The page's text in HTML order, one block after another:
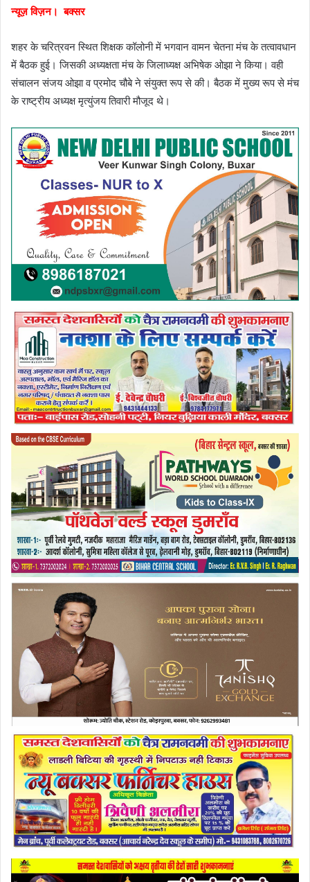
न्यूज़ विज़न। बक्सर
शहर के चरित्रवन स्थित शिक्षक कॉलोनी में भगवान वामन चेतना मंच के तत्वावधान
में बैठक हुई। जिसकी अध्यक्षता मंच के जिलाध्यक्ष अभिषेक ओझा ने किया। वही
संचालन संजय ओझा व प्रमोद चौबे ने संयुक्त रूप से की। बैठक में मुख्य रूप से मंच
के राष्ट्रीय अध्यक्ष मृत्युंजय तिवारी मौजूद थे।